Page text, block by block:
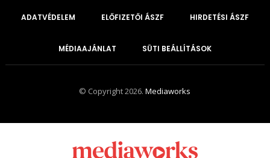
ADATVÉDELEM ELŐFIZETŐI ÁSZF HIRDETÉSI ÁSZF
MÉDIAAJÁNLAT SÜTI BEÁLLÍTÁSOK
© Copyright 2026.Mediaworks